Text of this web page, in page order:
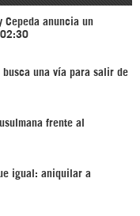
Cepeda anuncia un
02:30
busca una vía para salir de
frente al
igual: aniquilar a